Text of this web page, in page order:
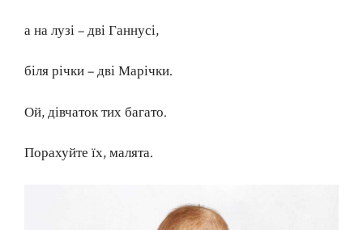
а на лузі – дві Ганнусі,
біля річки – дві Марічки.
Ой, дівчаток тих багато.
Порахуйте їх, малята.